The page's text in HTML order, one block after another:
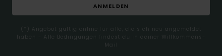
ANMELDEN
(*) Angebot gültig online für alle, die sich neu angemeldet
haben - Alle Bedingungen findest du in deiner Willkommens-
Mail